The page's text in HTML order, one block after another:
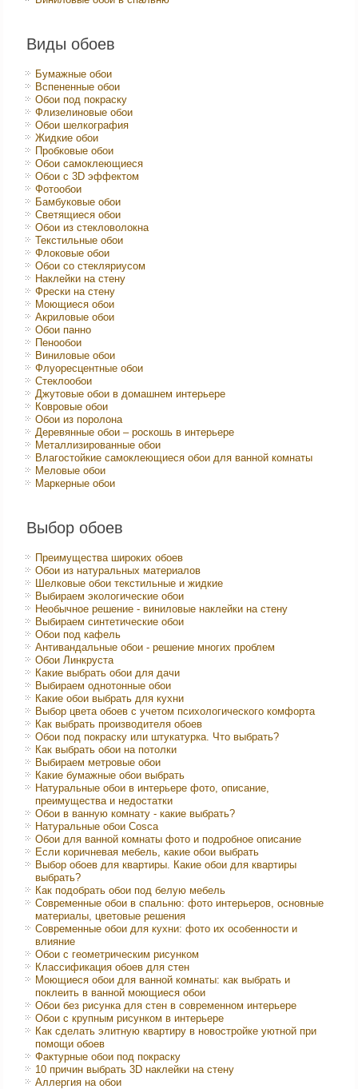
Виды обоев
Бумажные обои
Вспененные обои
Обои под покраску
Флизелиновые обои
Обои шелкография
Жидкие обои
Пробковые обои
Обои самоклеющиеся
Обои с 3D эффектом
Фотообои
Бамбуковые обои
Светящиеся обои
Обои из стекловолокна
Текстильные обои
Флоковые обои
Обои со стекляриусом
Наклейки на стену
Фрески на стену
Моющиеся обои
Акриловые обои
Обои панно
Пенообои
Виниловые обои
Флуоресцентные обои
Стеклообои
Джутовые обои в домашнем интерьере
Ковровые обои
Обои из поролона
Деревянные обои – роскошь в интерьере
Металлизированные обои
Влагостойкие самоклеющиеся обои для ванной комнаты
Меловые обои
Маркерные обои
Выбор обоев
Преимущества широких обоев
Обои из натуральных материалов
Шелковые обои текстильные и жидкие
Выбираем экологические обои
Необычное решение - виниловые наклейки на стену
Выбираем синтетические обои
Обои под кафель
Антивандальные обои - решение многих проблем
Обои Линкруста
Какие выбрать обои для дачи
Выбираем однотонные обои
Какие обои выбрать для кухни
Выбор цвета обоев с учетом психологического комфорта
Как выбрать производителя обоев
Обои под покраску или штукатурка. Что выбрать?
Как выбрать обои на потолки
Выбираем метровые обои
Какие бумажные обои выбрать
Натуральные обои в интерьере фото, описание,
преимущества и недостатки
Обои в ванную комнату - какие выбрать?
Натуральные обои Cosca
Обои для ванной комнаты фото и подробное описание
Если коричневая мебель, какие обои выбрать
Выбор обоев для квартиры. Какие обои для квартиры
выбрать?
Как подобрать обои под белую мебель
Современные обои в спальню: фото интерьеров, основные
материалы, цветовые решения
Современные обои для кухни: фото их особенности и
влияние
Обои с геометрическим рисунком
Классификация обоев для стен
Моющиеся обои для ванной комнаты: как выбрать и
поклеить в ванной моющиеся обои
Обои без рисунка для стен в современном интерьере
Обои с крупным рисунком в интерьере
Как сделать элитную квартиру в новостройке уютной при
помощи обоев
Фактурные обои под покраску
10 причин выбрать 3D наклейки на стену
Аллергия на обои